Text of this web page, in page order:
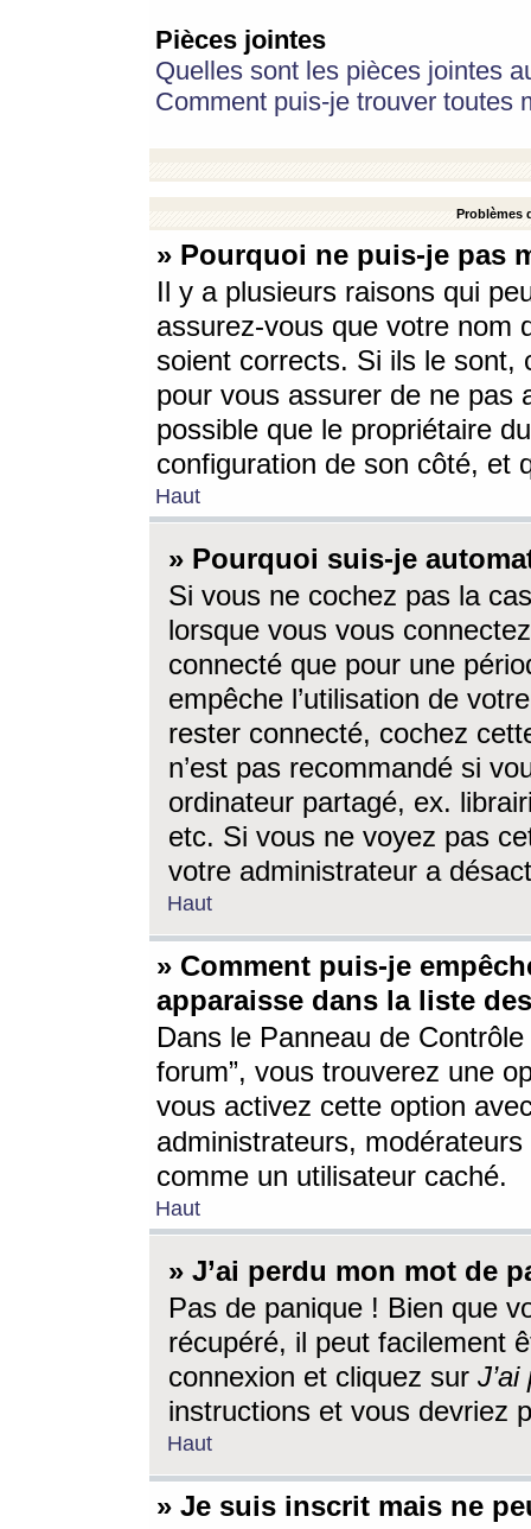
Pièces jointes
Quelles sont les pièces jointes
Comment puis-je trouver toutes
Problèmes
» Pourquoi ne puis-je pas
Il y a plusieurs raisons qui
assurez-vous que votre nom
soient corrects. Si ils le sont,
pour vous assurer de ne pas
possible que le propriétaire
configuration de son côté, et
Haut
» Pourquoi suis-je
Si vous ne cochez pas la
lorsque vous vous
connecté que pour une
empêche l’utilisation de
rester connecté, cochez
n’est pas recommandé si
ordinateur partagé, ex.
etc. Si vous ne voyez pas
votre administrateur a
Haut
» Comment puis-je
apparaisse dans la liste
Dans le Panneau de
forum”, vous trouverez une
vous activez cette option
administrateurs,
comme un utilisateur caché.
Haut
» J’ai perdu mon mot de
Pas de panique ! Bien que
récupéré, il peut facilement
connexion et cliquez sur
instructions et vous devriez
Haut
» Je suis inscrit mais ne